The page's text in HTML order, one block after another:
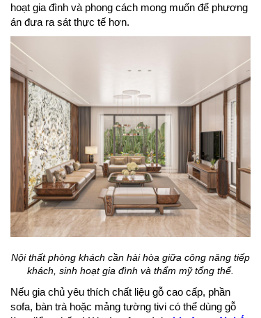
hoạt gia đình và phong cách mong muốn để phương
án đưa ra sát thực tế hơn.
Nội thất phòng khách cần hài hòa giữa công năng tiếp
khách, sinh hoạt gia đình và thẩm mỹ tổng thể.
Nếu gia chủ yêu thích chất liệu gỗ cao cấp, phần
sofa, bàn trà hoặc mảng tường tivi có thể dùng gỗ